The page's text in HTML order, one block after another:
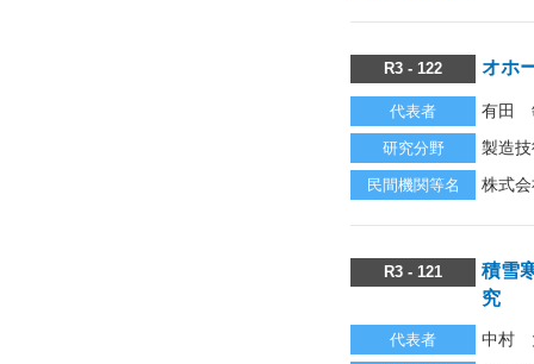
R3 - 122 オホ
代表者 有田
研究分野 製造
民間機関等名 株式
R3 - 121
積雪
究
代表者 中村